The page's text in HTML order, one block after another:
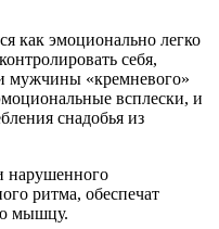
как эмоционально легко
себя,
мужчины «кремневого»
всплески, и
снадобья из
нарушенного
ритма, обеспечат
мышцу.